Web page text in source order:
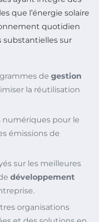
que l’énergie solaire
quotidien
substantielles sur
de gestion
la réutilisation
pour le
émissions de
sur les meilleures
développement
organisations